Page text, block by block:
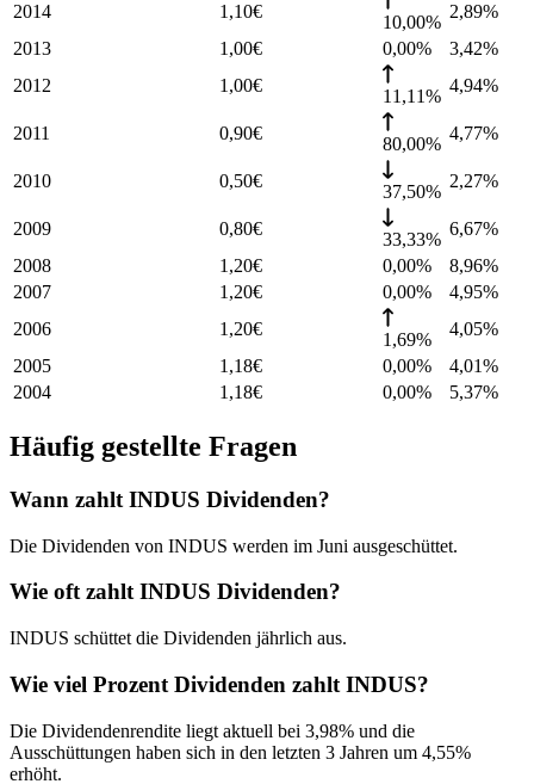
2014 1,10€
10,00%
2,89%
2013
1,00€ 0,00% 3,42%
2012
1,00€
11,11%
4,94%
2011 0,90€
80,00%
4,77%
2010 0,50€
37,50%
2,27%
2009 0,80€
33,33%
6,67%
2008
1,20€ 0,00% 8,96%
2007
1,20€ 0,00% 4,95%
2006
1,20€
1,69%
4,05%
2005
1,18€ 0,00% 4,01%
2004
1,18€ 0,00% 5,37%
Häufig gestellte Fragen
Wann zahlt INDUS Dividenden?
Die Dividenden von INDUS werden im Juni ausgeschüttet.
Wie oft zahlt INDUS Dividenden?
INDUS schüttet die Dividenden jährlich aus.
Wie viel Prozent Dividenden zahlt INDUS?
Die Dividendenrendite liegt aktuell bei 3,98% und die
Ausschüttungen haben sich in den letzten 3 Jahren um 4,55%
erhöht.